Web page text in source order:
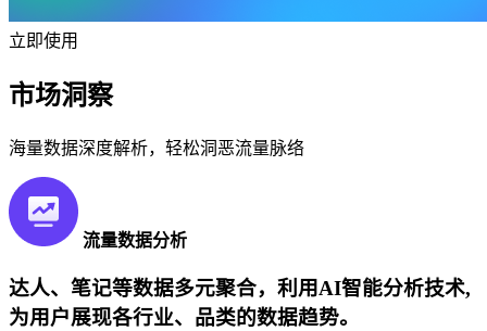
立即使用
市场洞察
海量数据深度解析，轻松洞恶流量脉络
流量数据分析
达人、笔记等数据多元聚合，利用AI智能分析技术,
为用户展现各行业、品类的数据趋势。